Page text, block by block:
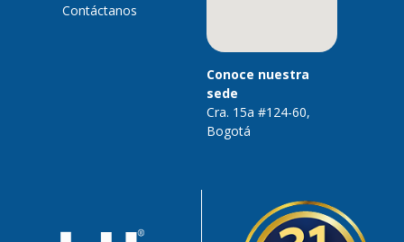
Contáctanos
Conoce nuestra
sede
Cra. 15a #124-60,
Bogotá